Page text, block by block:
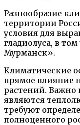
Разнообразие
территории
условия для
гладиолуса, в
Мурманск».
Климатические
прямое влияние
растений. Важно
являются
требуют
полноценного